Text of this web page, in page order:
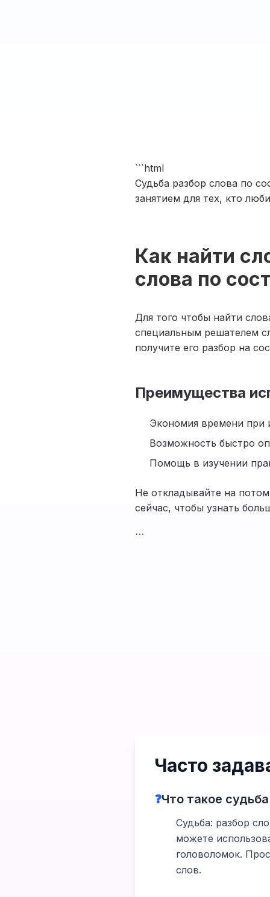
```html
Судьба разбор слова по
занятием для тех, кто
Как найти
слова по
Для того чтобы найти
специальным решателем
получите его разбор на
Преимущества
Экономия времени при
Возможность быстро
Помощь в изучении
Не откладывайте на
сейчас, чтобы узнать
```
Часто
❓Что такое
Судьба: разбор
можете
головоломок.
слов.